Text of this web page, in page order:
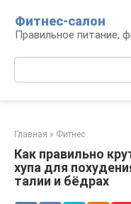
контенту
Фитнес-салон
Правильное питание,
Главная » Фитнес
Как правильно
хупа для
талии и бёдрах